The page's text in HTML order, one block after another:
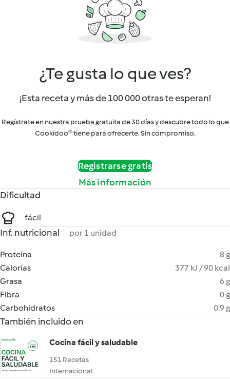
¿Te gusta lo que ves?
¡Esta receta y más de 100 000 otras te esperan!
Regístrate en nuestra prueba gratuita de 30 días y descubre todo lo que
Cookidoo® tiene para ofrecerte. Sin compromiso.
Registrarse gratis
Más información
Dificultad
fácil
Inf. nutricional por 1 unidad
Proteína
8 g
Calorías
377 kJ / 90 kcal
Grasa
6 g
Fibra
0 g
Carbohidratos
0.9 g
También incluido en
Cocina fácil y saludable
151 Recetas
Internacional